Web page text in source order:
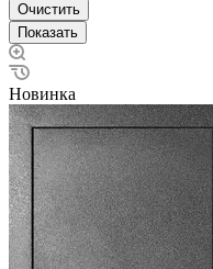
Очистить
Новинка